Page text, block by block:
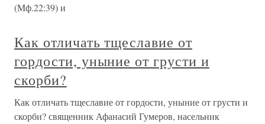
(Мф.22:39) и
Как отличать тщеславие от
гордости, уныние от грусти и
скорби?
Как отличать тщеславие от гордости, уныние от грусти и
скорби? священник Афанасий Гумеров, насельник